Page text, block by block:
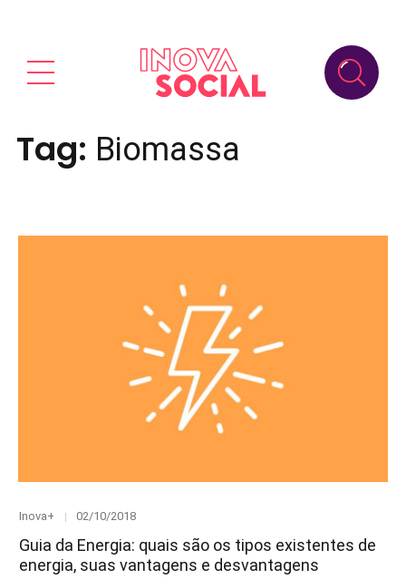
Tag: Biomassa
Category
Inova+
Posted
02/10/2018
Guia da Energia: quais são os tipos existentes de
energia, suas vantagens e desvantagens